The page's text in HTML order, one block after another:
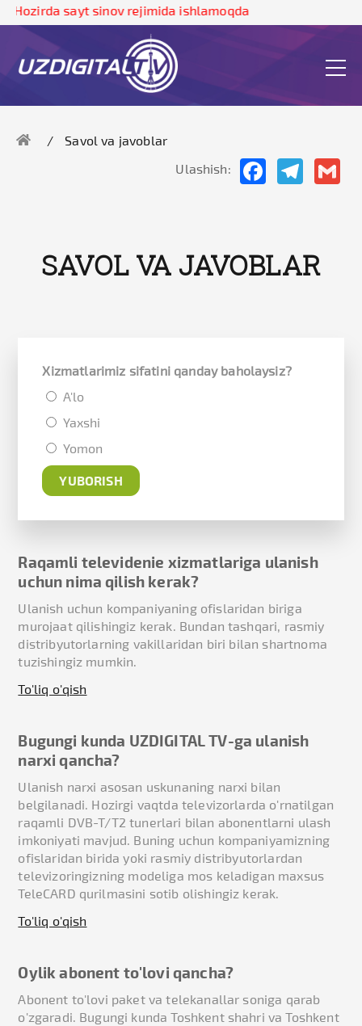
sayt sinov rejimida ishlamoqda
Savol va javoblar
Ulashish:
FacebookTelegram
SAVOL VA JAVOBLAR
Xizmatlarimiz sifatini qanday baholaysiz?
A'lo
Yaxshi
Yomon
Raqamli televidenie xizmatlariga ulanish
uchun nima qilish kerak?
Ulanish uchun kompaniyaning ofislaridan biriga
murojaat qilishingiz kerak. Bundan tashqari, rasmiy
distribyutorlarning vakillaridan biri bilan shartnoma
tuzishingiz mumkin.
To'liq o'qish
Bugungi kunda UZDIGITAL TV-ga ulanish
narxi qancha?
Ulanish narxi asosan uskunaning narxi bilan
belgilanadi. Hozirgi vaqtda televizorlarda o'rnatilgan
raqamli DVB-T/T2 tunerlari bilan abonentlarni ulash
imkoniyati mavjud. Buning uchun kompaniyamizning
ofislaridan birida yoki rasmiy distribyutorlardan
televizoringizning modeliga mos keladigan maxsus
TeleCARD qurilmasini sotib olishingiz kerak.
To'liq o'qish
Oylik abonent to'lovi qancha?
Abonent to'lovi paket va telekanallar soniga qarab
o'zgaradi. Bugungi kunda Toshkent shahri va Toshkent